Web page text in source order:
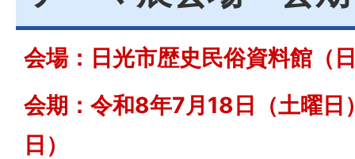
会場：日光市歴史民俗資料館（
会期：令和8年7月18日（土曜
日）